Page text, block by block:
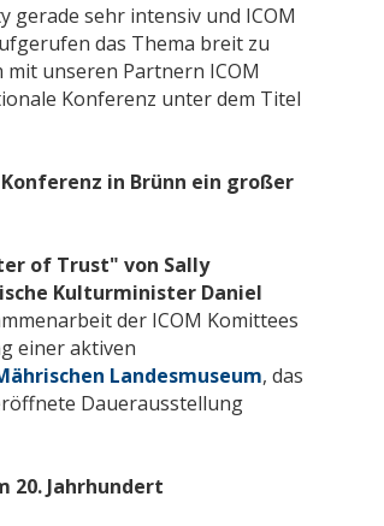
gerade sehr intensiv und ICOM
das Thema breit zu
mit unseren Partnern ICOM
Konferenz unter dem Titel
in Brünn ein großer
of Trust" von Sally
Kulturminister Daniel
der ICOM Komittees
einer aktiven
Landesmuseum, das
Dauerausstellung
20. Jahrhundert